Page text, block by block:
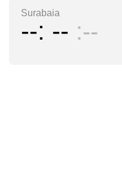
Surabaia
-- -- --